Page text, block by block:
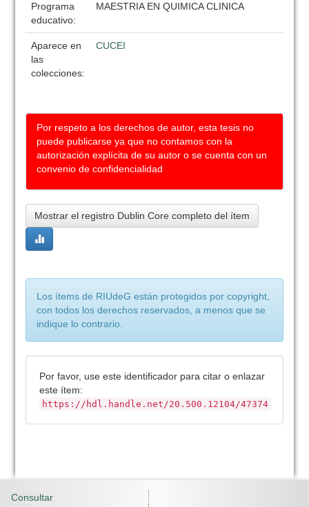
Programa
educativo:
MAESTRIA EN QUIMICA CLINICA
Aparece en
las
colecciones:
CUCEI
Por respeto a los derechos de autor, esta tesis no
puede publicarse ya que no contamos con la
autorización explícita de su autor o se cuenta con un
convenio de confidencialidad
Mostrar el registro Dublin Core completo del ítem
Los ítems de RIUdeG están protegidos por copyright,
con todos los derechos reservados, a menos que se
indique lo contrario.
Por favor, use este identificador para citar o enlazar
este ítem:
https://hdl.handle.net/20.500.12104/47374
Consultar